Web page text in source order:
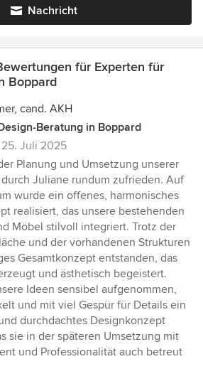
Nachricht
für Experten für
Boppard
cand. AKH
Beratung in Boppard
25. Juli 2025
Planung und Umsetzung unserer
Juliane rundum zufrieden. Auf
wurde ein offenes, harmonisches
realisiert, das unsere bestehenden
Möbel stilvoll integriert. Trotz der
und der vorhandenen Strukturen
Gesamtkonzept entstanden, das
und ästhetisch begeistert.
Ideen sensibel aufgenommen,
und mit viel Gespür für Details ein
durchdachtes Designkonzept
sie in der späteren Umsetzung mit
und Professionalität auch betreut